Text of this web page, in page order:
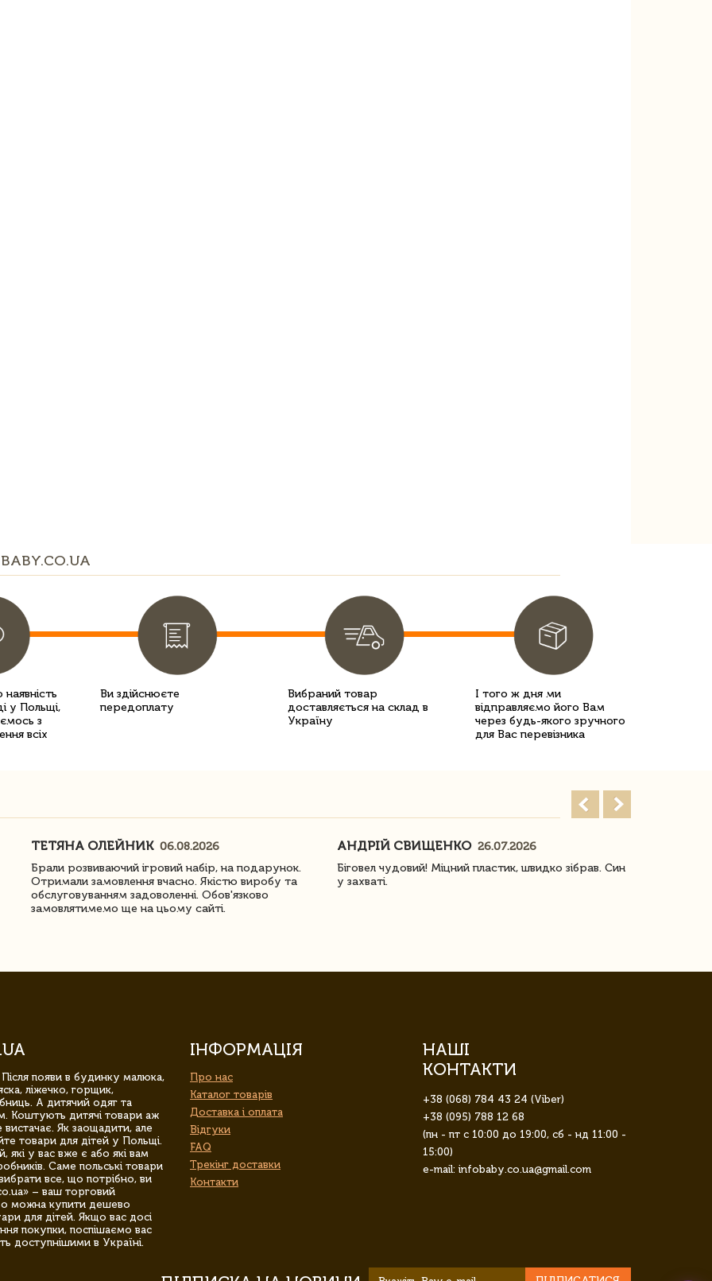
у Польщі,
з
всіх
Ви здійснюєте
передоплату
Вибраний товар
доставляється на склад в
Україну
І того ж дня ми
відправляємо його Вам
через будь-якого зручного
для Вас перевізника
ТЕТЯНА ОЛЕЙНИК 06.08.2026
Брали розвиваючий ігровий набір, на подарунок.
Отримали замовлення вчасно. Якістю виробу та
обслуговуванням задоволенні. Обов'язково
замовлятимемо ще на цьому сайті.
АНДРІЙ СВИЩЕНКО 26.07.2026
Біговел чудовий! Міцний пластик, швидко зібрав. Син
у захваті.
появи в будинку малюка,
ліжечко, горщик,
А дитячий одяг та
Коштують дитячі товари аж
Як заощадити, але
товари для дітей у Польщі.
у вас вже є або які вам
Саме польські товари
все, що потрібно, ви
– ваш торговий
можна купити дешево
для дітей. Якщо вас досі
покупки, поспішаємо вас
доступнішими в Україні.
ІНФОРМАЦІЯ
Про нас
Каталог товарів
Доставка і оплата
Відгуки
FAQ
Трекінг доставки
Контакти
НАШІ
КОНТАКТИ
+38 (068) 784 43 24 (Viber)
+38 (095) 788 12 68
(пн - пт с 10:00 до 19:00, сб - нд 11:00 -
15:00)
e-mail: infobaby.co.ua@gmail.com